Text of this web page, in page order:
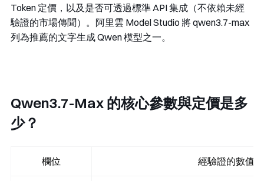
Token 定價，以及是否可透過標準 API 集成（不依賴未經
驗證的市場傳聞）。阿里雲 Model Studio 將qwen3.7-max
列為推薦的文字生成 Qwen 模型之一。
Qwen3.7-Max 的核心參數與定價是多
少？
欄位 經驗證的數值